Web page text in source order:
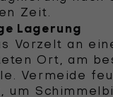
Zeit.
Lagerung
Vorzelt an
Ort, am
Vermeide
um